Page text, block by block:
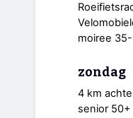
moiree
zondag
4 km
senior